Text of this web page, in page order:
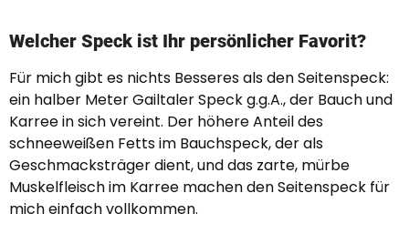
Welcher Speck ist Ihr persönlicher Favorit?
Für mich gibt es nichts Besseres als den Seitenspeck:
ein halber Meter Gailtaler Speck g.g.A., der Bauch und
Karree in sich vereint. Der höhere Anteil des
schneeweißen Fetts im Bauchspeck, der als
Geschmacksträger dient, und das zarte, mürbe
Muskelfleisch im Karree machen den Seitenspeck für
mich einfach vollkommen.